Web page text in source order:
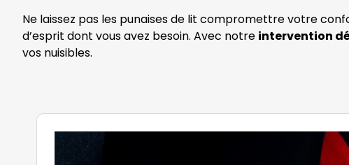
Ne laissez pas les punaises de lit compromettre votre
d’esprit dont vous avez besoin. Avec notre intervention
vos nuisibles.